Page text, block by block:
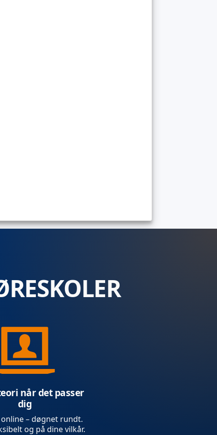
når det passer
dig
– døgnet rundt.
og på dine vilkår.